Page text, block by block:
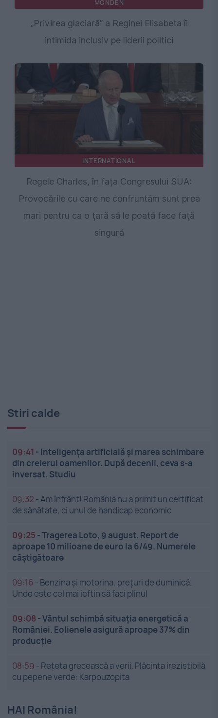
MONDEN
„Privirea glaciară” a Reginei Elisabeta îi
intimida inclusiv pe liderii politici
INTERNATIONAL
Regele Charles, în fața Congresului SUA:
Provocările cu care ne confruntăm sunt prea
mari pentru ca o ţară să le poată face faţă
singură
Stiri calde
09:41 - Inteligența artificială și marea schimbare
din creierul oamenilor. După decenii, ceva s-a
inversat. Studiu
09:32 -Am înfrânt! România nu a primit un certificat
de sănătate, ci unul de handicap economic
09:25 -Tragerea Loto, 9 august. Report de
aproape 10 milioane de euro la 6/49. Numerele
câștigătoare
09:16 - Benzina și motorina, prețuri de duminică.
Unde este cel mai ieftin să faci plinul
09:08 -Vântul schimbă situația energetică a
României. Eolienele asigură aproape 37% din
producție
08:59 - Rețeta grecească a verii. Plăcinta irezistibilă
cu pepene verde: Karpouzopita
HAI România!